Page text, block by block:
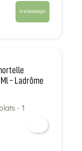
In winkelwagen
- Ladrôme